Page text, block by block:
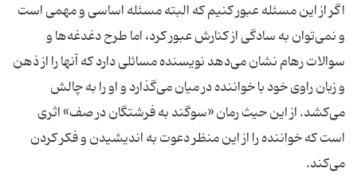
اگر از این مسئله عبور کنیم که البته مسئله اساسی و مهمی است
و نمی‌توان به سادگی از کنارش عبور کرد، اما طرح دغدغه‌ها و
سوالات رهام نشان می‌دهد نویسنده مسائلی دارد که آنها را از ذهن
و زبان راوی خود با خواننده در میان می‌گذارد و او را به چالش
می‌کشد. از این حیث رمان «سوگند به فرشتگان در صف» اثری
است که خواننده را از این منظر دعوت به اندیشیدن و فکر کردن
می‌کند.